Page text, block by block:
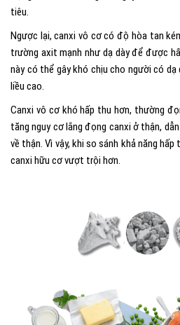
tiêu.
Ngược lại, canxi vô cơ có độ hòa tan
trường axit mạnh như dạ dày để được
này có thể gây khó chịu cho người có dạ
liều cao.
Canxi vô cơ khó hấp thu hơn, thường
tăng nguy cơ lắng đọng canxi ở thận,
về thận. Vì vậy, khi so sánh khả năng
canxi hữu cơ vượt trội hơn.